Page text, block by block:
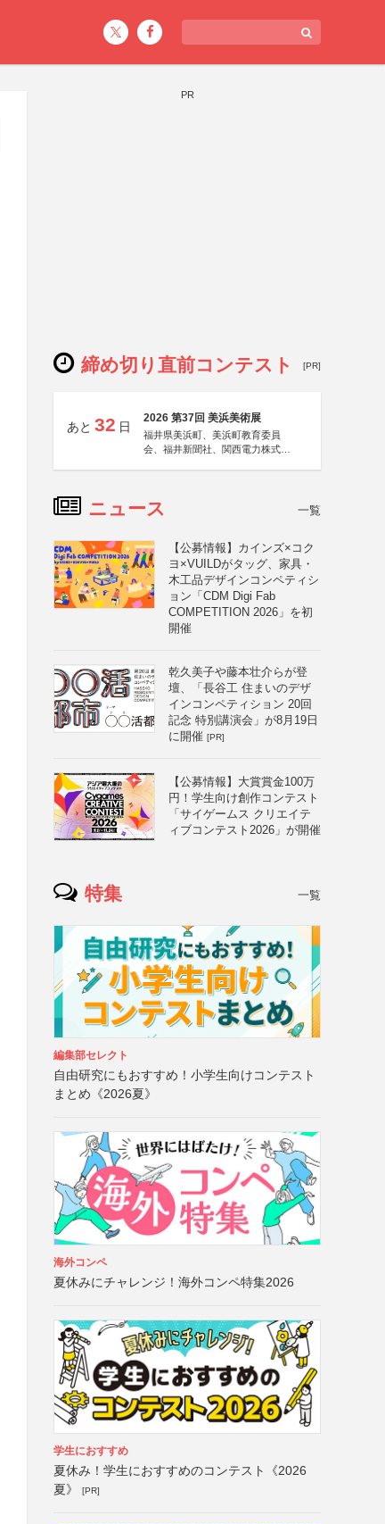
PR
締め切り直前コンテスト [PR]
あと 32 日
2026 第37回 美浜美術展
福井県美浜町、美浜町教育委員
会、福井新聞社、関西電力株式会
ニュース 一覧
【公募情報】カインズ×コク
ヨ×VUILDがタッグ、家具・
木工品デザインコンペティシ
ョン「CDM Digi Fab
COMPETITION 2026」を初
開催
乾久美子や藤本壮介らが登
壇、「長谷工 住まいのデザ
インコンペティション 20回
記念 特別講演会」が8月19日
に開催 [PR]
【公募情報】大賞賞金100万
円！学生向け創作コンテスト
「サイゲームス クリエイテ
ィブコンテスト2026」が開催
特集 一覧
編集部セレクト
自由研究にもおすすめ！小学生向けコンテスト
まとめ《2026夏》
海外コンペ
夏休みにチャレンジ！海外コンペ特集2026
学生におすすめ
夏休み！学生におすすめのコンテスト《2026
夏》
[PR]